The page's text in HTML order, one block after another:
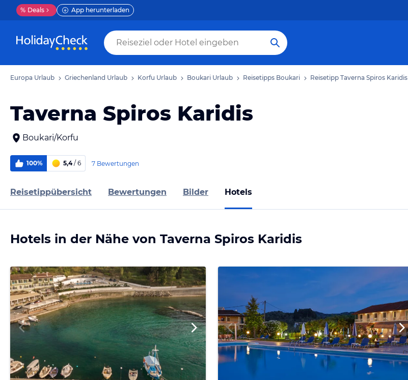
% Deals App herunterladen
Europa Urlaub Griechenland Urlaub Korfu Urlaub Boukari Urlaub Reisetipps Boukari Reisetipp Taverna Spiros Karidis
Taverna Spiros Karidis
Boukari/Korfu
100% 5,4/ 6 7 Bewertungen
Reisetippübersicht Bewertungen Bilder Hotels
Hotels in der Nähe von Taverna Spiros Karidis